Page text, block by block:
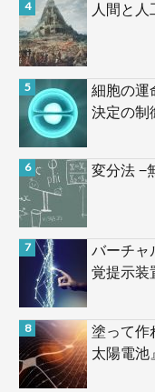
人間と人
細胞の運
決定の制
変分法 −
バーチャ
覚提示装
塗って作
太陽電池